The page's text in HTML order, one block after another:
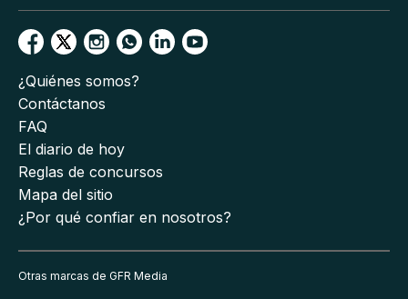
¿Quiénes somos?
Contáctanos
FAQ
El diario de hoy
Reglas de concursos
Mapa del sitio
¿Por qué confiar en nosotros?
Otras marcas de GFR Media